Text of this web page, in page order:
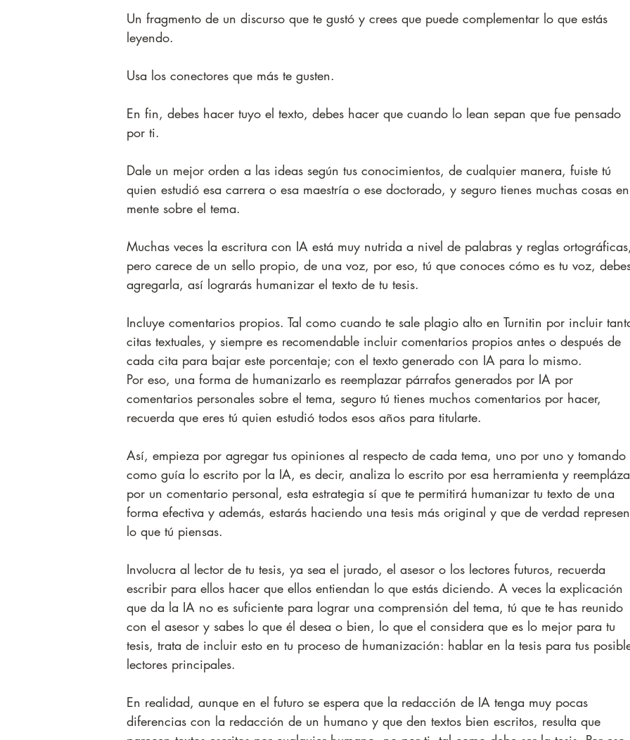
Un fragmento de un discurso que te gustó y crees que puede complementar lo que estás
leyendo.
Usa los conectores que más te gusten.
En fin, debes hacer tuyo el texto, debes hacer que cuando lo lean sepan que fue pensado
por ti.
Dale un mejor orden a las ideas según tus conocimientos, de cualquier manera, fuiste tú
quien estudió esa carrera o esa maestría o ese doctorado, y seguro tienes muchas cosas
mente sobre el tema.
Muchas veces la escritura con IA está muy nutrida a nivel de palabras y reglas ortográficas,
pero carece de un sello propio, de una voz, por eso, tú que conoces cómo es tu voz,
agregarla, así lograrás humanizar el texto de tu tesis.
Incluye comentarios propios. Tal como cuando te sale plagio alto en Turnitin por incluir
citas textuales, y siempre es recomendable incluir comentarios propios antes o después de
cada cita para bajar este porcentaje; con el texto generado con IA para lo mismo.
Por eso, una forma de humanizarlo es reemplazar párrafos generados por IA por
comentarios personales sobre el tema, seguro tú tienes muchos comentarios por hacer,
recuerda que eres tú quien estudió todos esos años para titularte.
Así, empieza por agregar tus opiniones al respecto de cada tema, uno por uno y tomando
como guía lo escrito por la IA, es decir, analiza lo escrito por esa herramienta y
por un comentario personal, esta estrategia sí que te permitirá humanizar tu texto de una
forma efectiva y además, estarás haciendo una tesis más original y que de verdad
lo que tú piensas.
Involucra al lector de tu tesis, ya sea el jurado, el asesor o los lectores futuros, recuerda
escribir para ellos hacer que ellos entiendan lo que estás diciendo. A veces la explicación
que da la IA no es suficiente para lograr una comprensión del tema, tú que te has reunido
con el asesor y sabes lo que él desea o bien, lo que el considera que es lo mejor para tu
tesis, trata de incluir esto en tu proceso de humanización: hablar en la tesis para tus
lectores principales.
En realidad, aunque en el futuro se espera que la redacción de IA tenga muy pocas
diferencias con la redacción de un humano y que den textos bien escritos, resulta que